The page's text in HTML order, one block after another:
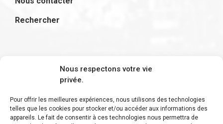
Nous respectons votre vie
privée.
Pour offrir les meilleures expériences, nous utilisons des technologies
telles que les cookies pour stocker et/ou accéder aux informations des
appareils. Le fait de consentir à ces technologies nous permettra de
Rechercher
S'inscrire à la newsletter